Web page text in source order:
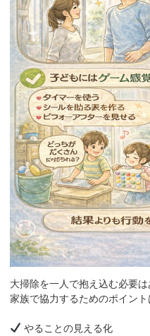
大掃除を一人で抱え込む必要は
家族で協力するためのポイント
やることの見える化